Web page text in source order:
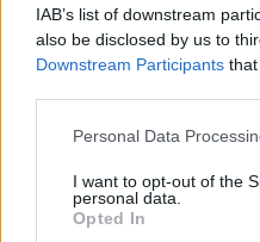
IAB’s list of downstream
also be disclosed by us to
Downstream Participants
Please note that this
not limited to your visit or
grant or deny consent to
use your data for below
Personal Data
I want to opt-out of the
personal data.
Opted In
Megosztás: